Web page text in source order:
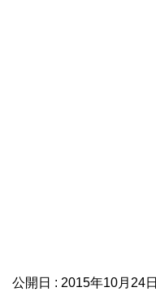
公開日 : 2015年10月24日